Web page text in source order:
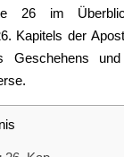
26 im
Kapitels der
Geschehens